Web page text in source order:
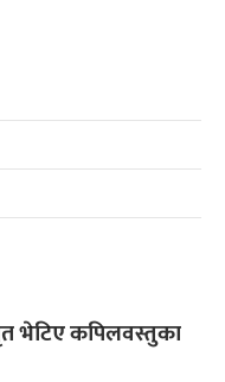
भेटिए कपिलवस्तुका